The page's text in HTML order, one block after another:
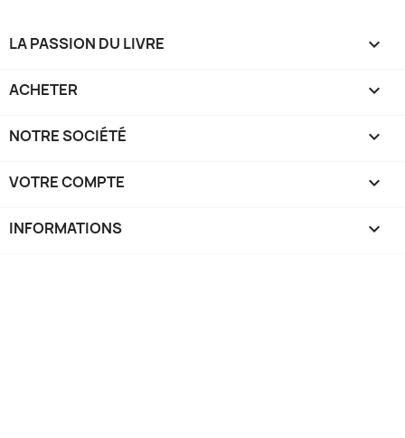
LA PASSION DU LIVRE 
ACHETER 
NOTRE SOCIÉTÉ 
VOTRE COMPTE 
INFORMATIONS keyboard_arrow_down